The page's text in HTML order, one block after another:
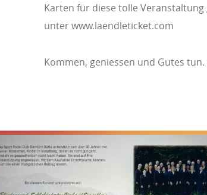
Karten für diese tolle
unter www.laendleticket.com
Kommen, geniessen und Gutes